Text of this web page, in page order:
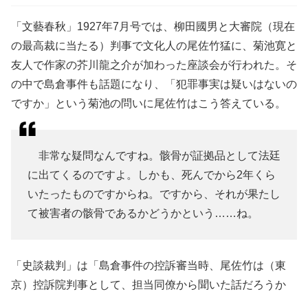
「文藝春秋」1927年7月号では、柳田國男と大審院（現在
の最高裁に当たる）判事で文化人の尾佐竹猛に、菊池寛と
友人で作家の芥川龍之介が加わった座談会が行われた。そ
の中で島倉事件も話題になり、「犯罪事実は疑いはないの
ですか」という菊池の問いに尾佐竹はこう答えている。
非常な疑問なんですね。骸骨が証拠品として法廷
に出てくるのですよ。しかも、死んでから2年くら
いたったものですからね。ですから、それが果たし
て被害者の骸骨であるかどうかという……ね。
「史談裁判」は「島倉事件の控訴審当時、尾佐竹は（東
京）控訴院判事として、担当同僚から聞いた話だろうか